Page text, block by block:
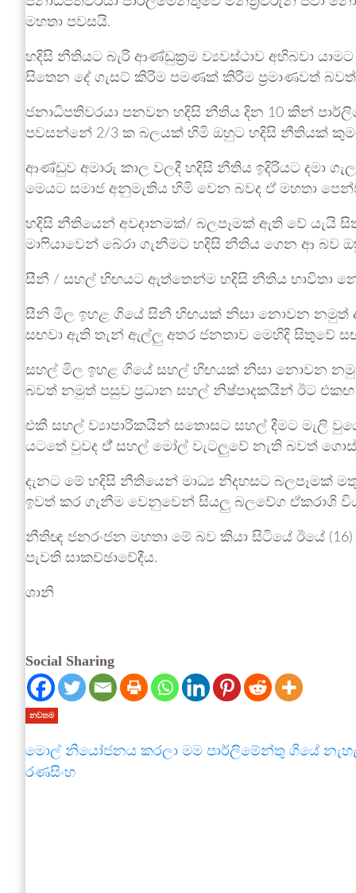
මහතා පවසයි.
හදිසි නීතියට බැරි ආණ්ඩුක්‍රම ව්‍යවස්ථාව අභිබවා
සිතෙන දේ ගැසට් කිරිම පමණක් කිරිම ප්‍රමාණවත්
ජනාධිපතිවරයා පනවන හදිසි නීතිය දින 10 කින්
පවසන්නේ 2/3 ක බලයක් හිමි ඔහුට හදිසි නීතියක්
ආණ්ඩුව අමාරු කාල වලදී හදිසි නීතිය ඉදිරියට දමා
මෙයට සමාජ අනුමැතිය හිමි වෙන බවද ඒ මහතා
හදිසි නීතියෙන් අවදානමක්/ බලපෑමක් ඇති වේ යැයි
මාෆියාවෙන් බේරා ගැනීමට හදිසි නීතිය ගෙන ආ බව
සීනී / සහල් හිඟයට ඇත්තෙන්ම හදිසි නීතිය භාවිතා
සීනි මිල ඉහළ ගියේ සිනී හිඟයක් නිසා නොවන නමුත්
සඟවා ඇති තැන් ඇල්ලු අතර ජනතාව මෙහිදි සිතුවේ
සහල් මිල ඉහළ ගියේ සහල් හිඟයක් නිසා නොවන
බවත් නමුත් පසුව ප්‍රධාන සහල් නිෂ්පාදකයින් ඊට
එකී සහල් ව්‍යාපාරිකයින් සතොසට සහල් දීමට මැලි
යටතේ වුවද ඒ් සහල් මෝල් වැටලුවේ නැති බවත්
දැනට මේ හදිසි නීතියෙන් මාධ්‍ය නිදහසට බලපෑමක්
ඉවත් කර ගැනීම වෙනුවෙන් සියලු බලවේග ඒකරාශි
නීතිඥ ජනරංජන මහතා මේ බව කියා සිටියේ ඊයේ
පැවති සාකච්ඡාවේදීය.
ශානි
Social Sharing
නවතම
මොල් නියෝජනය කරලා මම පාර්ලිමේන්තු ගියේ නැහැ
රණසිංහ